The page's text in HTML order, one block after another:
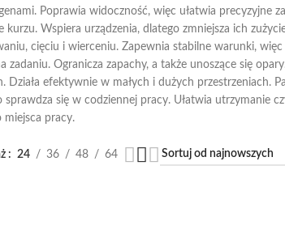
Poprawia widoczność, więc ułatwia precyzyjne
Wspiera urządzenia, dlatego zmniejsza ich
cięciu i wierceniu. Zapewnia stabilne warunki, więc
Ogranicza zapachy, a także unoszące się
efektywnie w małych i dużych przestrzeniach.
się w codziennej pracy. Ułatwia utrzymanie
miejsca pracy.
24 36 48 64